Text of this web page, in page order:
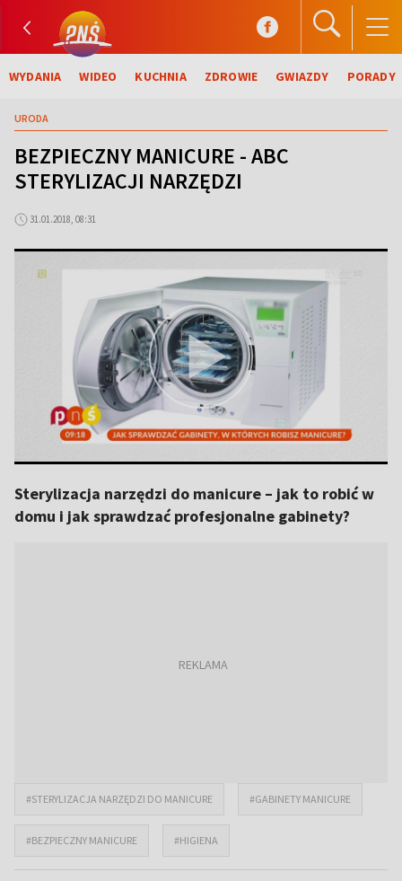
WYDANIA WIDEO KUCHNIA ZDROWIE GWIAZDY PORADY
URODA
BEZPIECZNY MANICURE - ABC
STERYLIZACJI NARZĘDZI
31.01.2018, 08:31
Sterylizacja narzędzi do manicure – jak to robić w
domu i jak sprawdzać profesjonalne gabinety?
#STERYLIZACJA NARZĘDZI DO MANICURE #GABINETY MANICURE
#BEZPIECZNY MANICURE #HIGIENA